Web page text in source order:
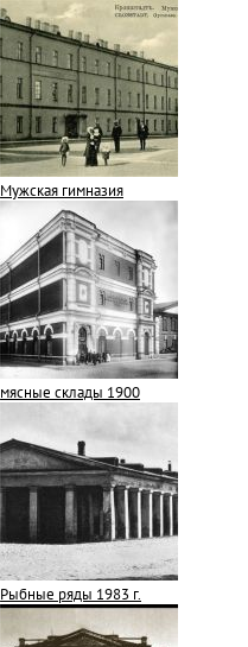
Мужская гимназия
мясные склады 1900
Рыбные ряды 1983 г.